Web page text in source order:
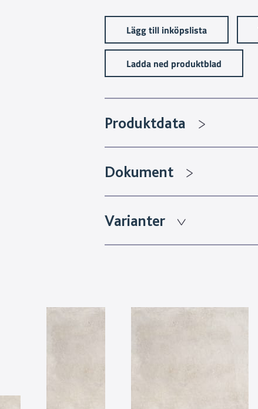
Lägg till inköpslista
Ladda ned produktblad
Produktdata
Dokument
Varianter